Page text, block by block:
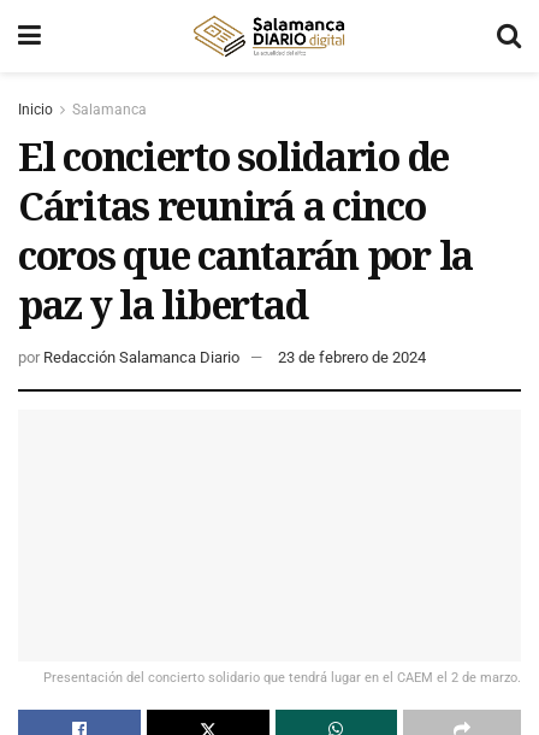
Inicio Salamanca
El concierto solidario de
Cáritas reunirá a cinco
coros que cantarán por la
paz y la libertad
por Redacción Salamanca Diario 23 de febrero de 2024
Presentación del concierto solidario que tendrá lugar en el CAEM el 2 de marzo.